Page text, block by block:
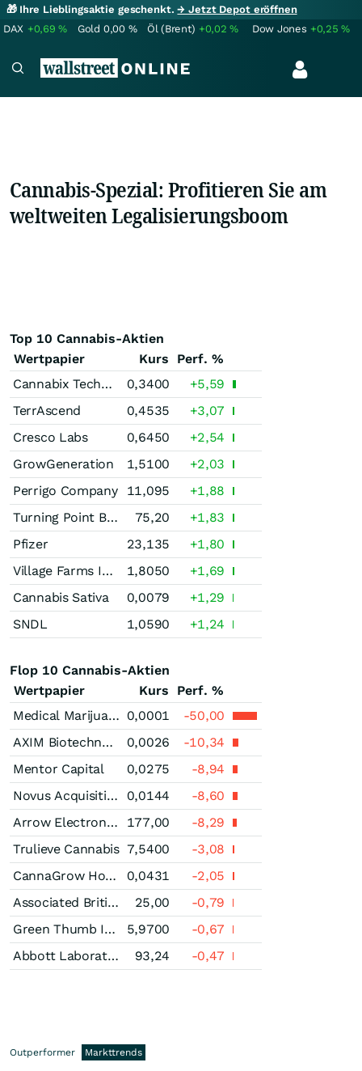
🎁 Ihre Lieblingsaktie geschenkt.→ Jetzt Depot eröffnen
DAX +0,69% Gold 0,00 % Öl (Brent) +0,02% Dow Jones +0,25%
Cannabis-Spezial: Profitieren Sie am
weltweiten Legalisierungsboom
Top 10 Cannabis-Aktien
Wertpapier
Kurs
Perf. %
Cannabix Technologies
0,3400
+5,59
TerrAscend
0,4535
+3,07
Cresco Labs
0,6450
+2,54
GrowGeneration
1,5100
+2,03
Perrigo Company
11,095
+1,88
Turning Point Brands
75,20
+1,83
Pfizer
23,135
+1,80
Village Farms International
1,8050
+1,69
Cannabis Sativa
0,0079
+1,29
SNDL
1,0590 +1,24
Flop 10 Cannabis-Aktien
Wertpapier
Kurs
Perf. %
Medical Marijuana 0,0001
-50,00
AXIM Biotechnologies
0,0026
-10,34
Mentor Capital
0,0275
-8,94
Novus Acquisition & Development
0,0144
-8,60
Arrow Electronics
177,00
-8,29
Trulieve Cannabis 7,5400
-3,08
CannaGrow Holdings
0,0431
-2,05
Associated British Foods
25,00
-0,79
Green Thumb Industries
5,9700
-0,67
Abbott Laboratories
93,24 -0,47
Outperformer Markttrends